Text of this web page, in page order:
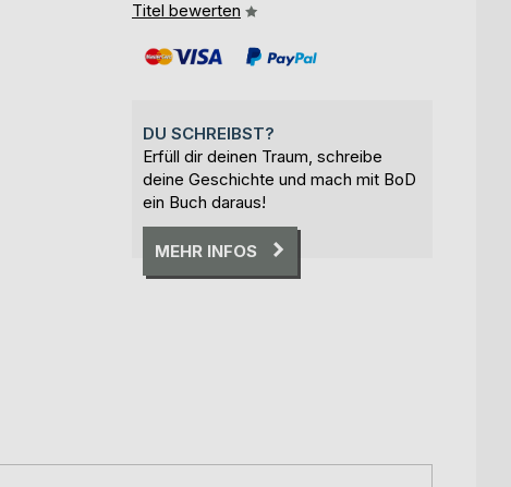
Titel bewerten
DU SCHREIBST?
Erfüll dir deinen Traum, schreibe
deine Geschichte und mach mit BoD
ein Buch daraus!
MEHR INFOS